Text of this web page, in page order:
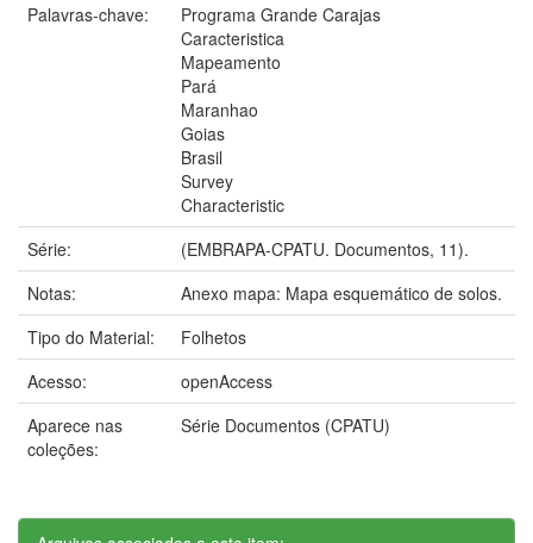
Palavras-chave:
Programa Grande Carajas
Caracteristica
Mapeamento
Pará
Maranhao
Goias
Brasil
Survey
Characteristic
Série:
(EMBRAPA-CPATU. Documentos, 11).
Notas:
Anexo mapa: Mapa esquemático de solos.
Tipo do Material:
Folhetos
Acesso:
openAccess
Aparece nas
coleções:
Série Documentos (CPATU)